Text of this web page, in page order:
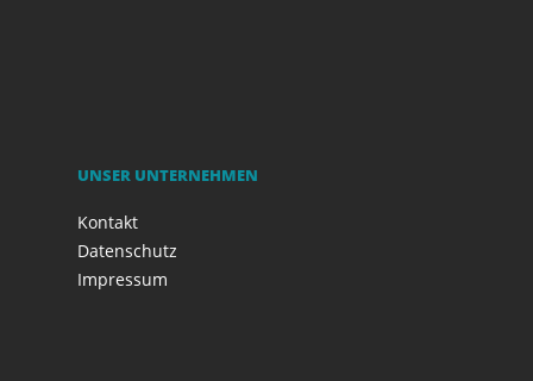
UNSER UNTERNEHMEN
Kontakt
Datenschutz
Impressum